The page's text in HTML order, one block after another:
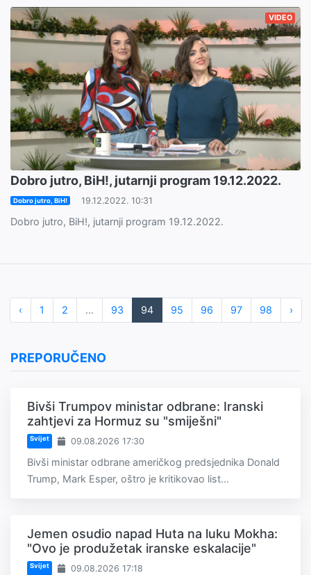
VIDEO
Dobro jutro, BiH!, jutarnji program 19.12.2022.
Dobro jutro, BiH! 19.12.2022. 10:31
Dobro jutro, BiH!, jutarnji program 19.12.2022.
‹ 1 2 ... 93 94 95 96 97 98 ›
PREPORUČENO
Bivši Trumpov ministar odbrane: Iranski
zahtjevi za Hormuz su "smiješni"
Svijet 09.08.2026 17:30
Bivši ministar odbrane američkog predsjednika Donald
Trump, Mark Esper, oštro je kritikovao list...
Jemen osudio napad Huta na luku Mokha:
"Ovo je produžetak iranske eskalacije"
Svijet 09.08.2026 17:18